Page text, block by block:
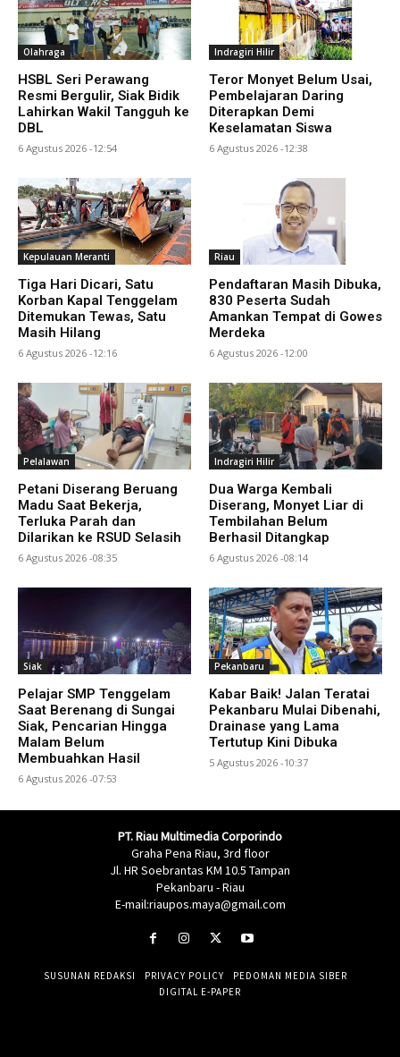
Olahraga
HSBL Seri Perawang
Resmi Bergulir, Siak Bidik
Lahirkan Wakil Tangguh ke
DBL
6 Agustus 2026 -12:54
Indragiri Hilir
Teror Monyet Belum Usai,
Pembelajaran Daring
Diterapkan Demi
Keselamatan Siswa
6 Agustus 2026 -12:38
Kepulauan Meranti
Tiga Hari Dicari, Satu
Korban Kapal Tenggelam
Ditemukan Tewas, Satu
Masih Hilang
6 Agustus 2026 -12:16
Riau
Pendaftaran Masih Dibuka,
830 Peserta Sudah
Amankan Tempat di Gowes
Merdeka
6 Agustus 2026 -12:00
Pelalawan
Petani Diserang Beruang
Madu Saat Bekerja,
Terluka Parah dan
Dilarikan ke RSUD Selasih
6 Agustus 2026 -08:35
Indragiri Hilir
Dua Warga Kembali
Diserang, Monyet Liar di
Tembilahan Belum
Berhasil Ditangkap
6 Agustus 2026 -08:14
Siak
Pelajar SMP Tenggelam
Saat Berenang di Sungai
Siak, Pencarian Hingga
Malam Belum
Membuahkan Hasil
6 Agustus 2026 -07:53
Pekanbaru
Kabar Baik! Jalan Teratai
Pekanbaru Mulai Dibenahi,
Drainase yang Lama
Tertutup Kini Dibuka
5 Agustus 2026 -10:37
PT. Riau Multimedia Corporindo
Graha Pena Riau, 3rd floor
Jl. HR Soebrantas KM 10.5 Tampan
Pekanbaru - Riau
E-mail:riaupos.maya@gmail.com
SUSUNAN REDAKSI PRIVACY POLICY
PEDOMAN MEDIA SIBER
DIGITAL E-PAPER